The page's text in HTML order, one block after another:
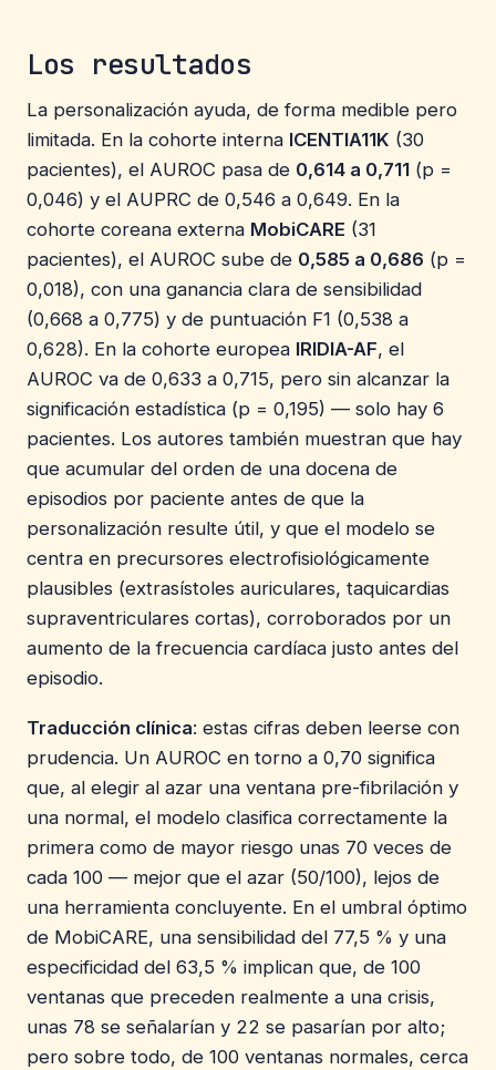
Los resultados
La personalización ayuda, de forma medible pero
limitada. En la cohorte interna ICENTIA11K (30
pacientes), el AUROC pasa de 0,614 a 0,711 (p =
0,046) y el AUPRC de 0,546 a 0,649. En la
cohorte coreana externa MobiCARE (31
pacientes), el AUROC sube de 0,585 a 0,686 (p =
0,018), con una ganancia clara de sensibilidad
(0,668 a 0,775) y de puntuación F1 (0,538 a
0,628). En la cohorte europea IRIDIA-AF, el
AUROC va de 0,633 a 0,715, pero sin alcanzar la
significación estadística (p = 0,195) — solo hay 6
pacientes. Los autores también muestran que hay
que acumular del orden de una docena de
episodios por paciente antes de que la
personalización resulte útil, y que el modelo se
centra en precursores electrofisiológicamente
plausibles (extrasístoles auriculares, taquicardias
supraventriculares cortas), corroborados por un
aumento de la frecuencia cardíaca justo antes del
episodio.
Traducción clínica: estas cifras deben leerse con
prudencia. Un AUROC en torno a 0,70 significa
que, al elegir al azar una ventana pre-fibrilación y
una normal, el modelo clasifica correctamente la
primera como de mayor riesgo unas 70 veces de
cada 100 — mejor que el azar (50/100), lejos de
una herramienta concluyente. En el umbral óptimo
de MobiCARE, una sensibilidad del 77,5 % y una
especificidad del 63,5 % implican que, de 100
ventanas que preceden realmente a una crisis,
unas 78 se señalarían y 22 se pasarían por alto;
pero sobre todo, de 100 ventanas normales, cerca